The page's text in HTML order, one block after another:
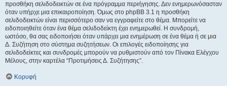
προσθήκη σελιδοδεικτών σε ένα πρόγραμμα περιήγησης. Δεν ενημερωνόσασταν
όταν υπήρχε μια επικαιροποίηση. Όμως στο phpBB 3.1 η προσθήκη
σελιδοδεικτών είναι περισσότερο σαν να εγγραφείτε στο θέμα. Μπορείτε να
ειδοποιηθείτε όταν ένα θέμα σελιδοδείκτη έχει ενημερωθεί. Η συνδρομή,
ωστόσο, θα σας ειδοποιήσει όταν υπάρχει μια ενημέρωση σε ένα θέμα ή σε μια
Δ. Συζήτηση στο σύστημα συζητήσεων. Οι επιλογές ειδοποίησης για
σελιδοδείκτες και συνδρομές μπορούν να ρυθμιστούν από τον Πίνακα Ελέγχου
Μέλους, στην καρτέλα “Προτιμήσεις Δ. Συζήτησης”.
Κορυφή